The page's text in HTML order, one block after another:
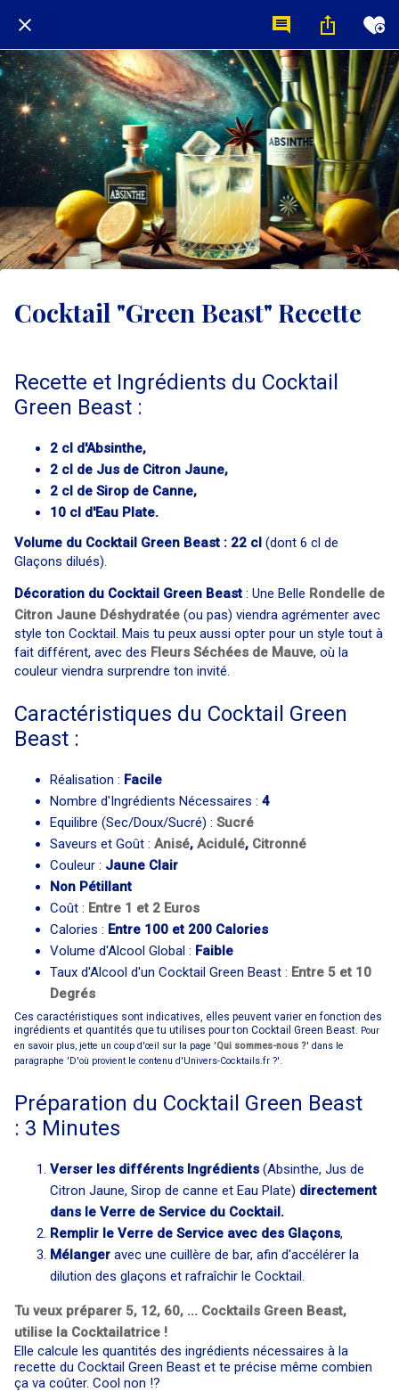
Cocktail "Green Beast" Recette
Recette et Ingrédients du Cocktail
Green Beast :
2 cl d'Absinthe,
2 cl de Jus de Citron Jaune,
2 cl de Sirop de Canne,
10 cl d'Eau Plate.
Volume du Cocktail Green Beast : 22 cl (dont 6 cl de
Glaçons dilués).
Décoration du Cocktail Green Beast : Une Belle Rondelle de
Citron Jaune Déshydratée (ou pas) viendra agrémenter avec
style ton Cocktail. Mais tu peux aussi opter pour un style tout à
fait différent, avec des Fleurs Séchées de Mauve, où la
couleur viendra surprendre ton invité.
Caractéristiques du Cocktail Green
Beast :
Réalisation : Facile
Nombre d'Ingrédients Nécessaires : 4
Equilibre (Sec/Doux/Sucré) : Sucré
Saveurs et Goût : Anisé, Acidulé, Citronné
Couleur : Jaune Clair
Non Pétillant
Coût : Entre 1 et 2 Euros
Calories : Entre 100 et 200 Calories
Volume d'Alcool Global : Faible
Taux d'Alcool d'un Cocktail Green Beast : Entre 5 et 10
Degrés
Ces caractéristiques sont indicatives, elles peuvent varier en fonction des
ingrédients et quantités que tu utilises pour ton Cocktail Green Beast. Pour
en savoir plus, jette un coup d'œil sur la page 'Qui sommes-nous ?' dans le
paragraphe 'D'où provient le contenu d'Univers-Cocktails.fr ?'.
Préparation du Cocktail Green Beast
: 3 Minutes
Verser les différents Ingrédients (Absinthe, Jus de
Citron Jaune, Sirop de canne et Eau Plate) directement
dans le Verre de Service du Cocktail.
Remplir le Verre de Service avec des Glaçons,
Mélanger avec une cuillère de bar, afin d'accélérer la
dilution des glaçons et rafraîchir le Cocktail.
Tu veux préparer 5, 12, 60, ... Cocktails Green Beast,
utilise la Cocktailatrice !
Elle calcule les quantités des ingrédients nécessaires à la
recette du Cocktail Green Beast et te précise même combien
ça va coûter. Cool non !?